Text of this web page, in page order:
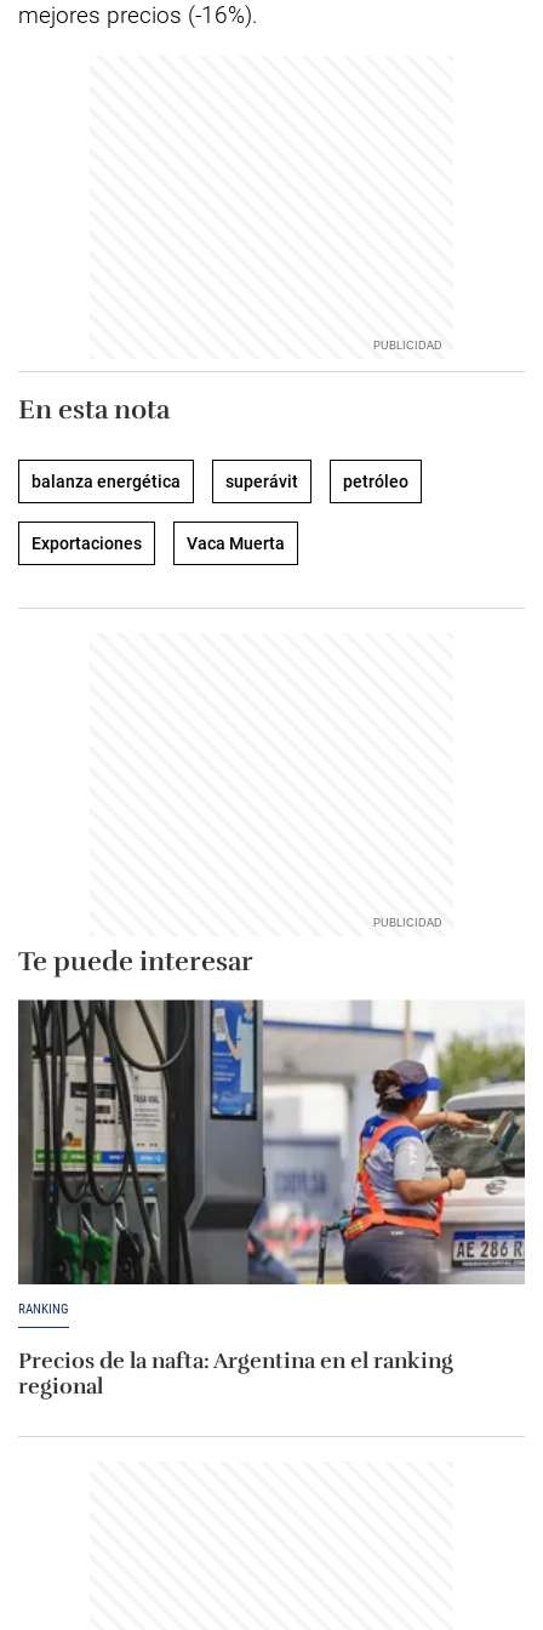
mejores precios (-16%).
En esta nota
balanza energética superávit petróleo
Exportaciones Vaca Muerta
Te puede interesar
RANKING
Precios de la nafta: Argentina en el ranking
regional